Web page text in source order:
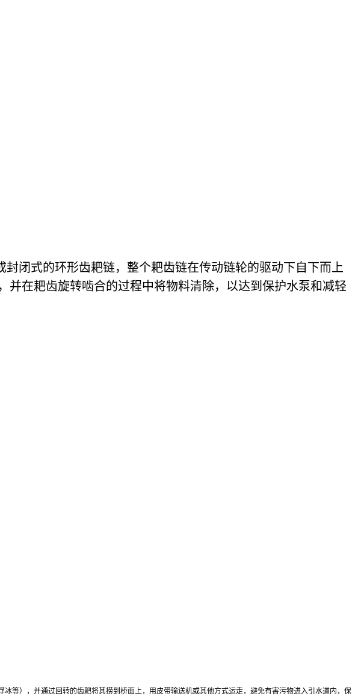
闭式的环形齿耙链，整个耙齿链在传动链轮的驱动下自下而上
在耙齿旋转啮合的过程中将物料清除，以达到保护水泵和减轻
等），并通过回转的齿耙将其捞到桥面上，用皮带输送机或其他方式运走，避免有害污物进入引水道内，保